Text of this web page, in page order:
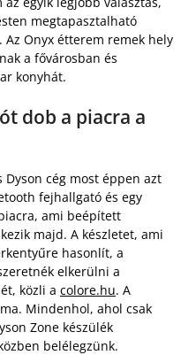
megtapasztalható
Onyx étterem remek hely
a fővárosban és
konyhát.
dob a piacra a
cég most éppen azt
fejhallgató és egy
ami beépített
majd. A készletet, ami
hasonlít, a
elkerülni a
közli a colore.hu. A
Mindenhol, ahol csak
Zone készülék
belélegzünk.